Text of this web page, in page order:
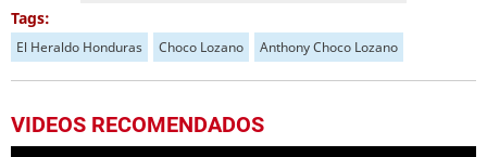
Tags:
El Heraldo Honduras Choco Lozano Anthony Choco Lozano
VIDEOS RECOMENDADOS